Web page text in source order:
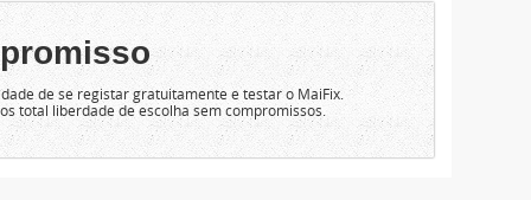
de se registar gratuitamente e testar o MaiFix.
total liberdade de escolha sem compromissos.